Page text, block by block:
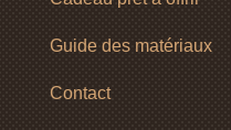
Guide des matériaux
Contact